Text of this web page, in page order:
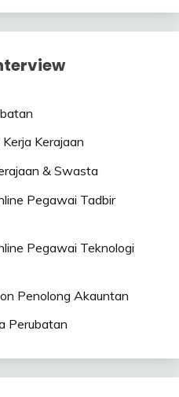
Kerajaan
& Swasta
Pegawai Tadbir
Pegawai Teknologi
Penolong Akauntan
Perubatan